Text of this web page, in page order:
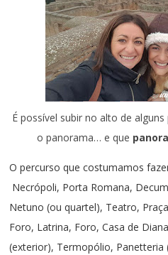
É possível subir no alto de
o panorama… e que
O percurso que costumamos
Necrópoli, Porta Romana,
Netuno (ou quartel), Teatro,
Foro, Latrina, Foro,Casa de Diana
(exterior), Termopólio,